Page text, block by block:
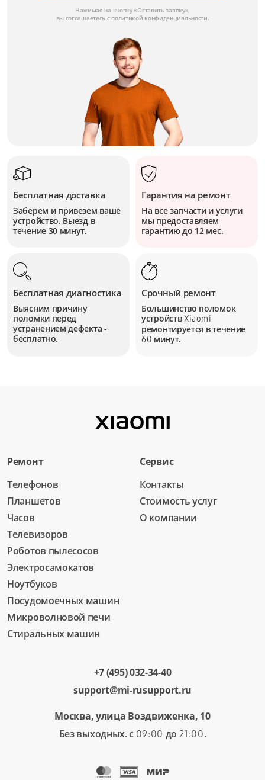
Нажимая на кнопку «Оставить заявку»,
вы соглашаетесь с политикой конфиденциальности.
Бесплатная доставка
Заберем и привезем ваше
устройство. Выезд в
течение 30 минут.
Гарантия на ремонт
На все запчасти и услуги
мы предоставляем
гарантию до 12 мес.
Бесплатная диагностика
Выясним причину
поломки перед
устранением дефекта -
бесплатно.
Срочный ремонт
Большинство поломок
устройствXiaomi
ремонтируется в течение
60 минут.
Ремонт
Телефонов
Планшетов
Часов
Телевизоров
Роботов пылесосов
Электросамокатов
Ноутбуков
Посудомоечных машин
Микроволновой печи
Стиральных машин
Сервис
Контакты
Стоимость услуг
О компании
+7 (495) 032-34-40
support@mi-rusupport.ru
Москва, улица Воздвиженка, 10
Без выходных. с 09:00 до 21:00.